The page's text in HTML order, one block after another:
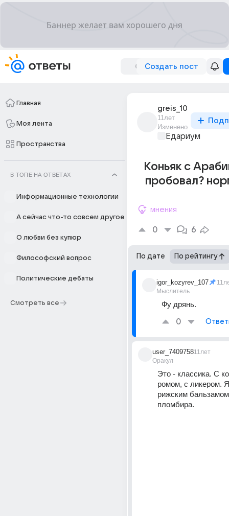
Создать пост
Главная
Моя лента
Пространства
В ТОПЕ НА ОТВЕТАХ
Информационные технологии
А сейчас что-то совсем другое
О любви без купюр
Философский вопрос
Политические дебаты
Смотреть все
greis_10
11лет
Изменено
Едариум
Коньяк с
пробовал?
мнения
0 6
По дате По рейтингу
igor_kozyrev_107
Мыслитель
Фу дрянь.
0
user_7409758
Оракул
11лет
Это - классика. С
ромом, с ликером.
рижским
пломбира.